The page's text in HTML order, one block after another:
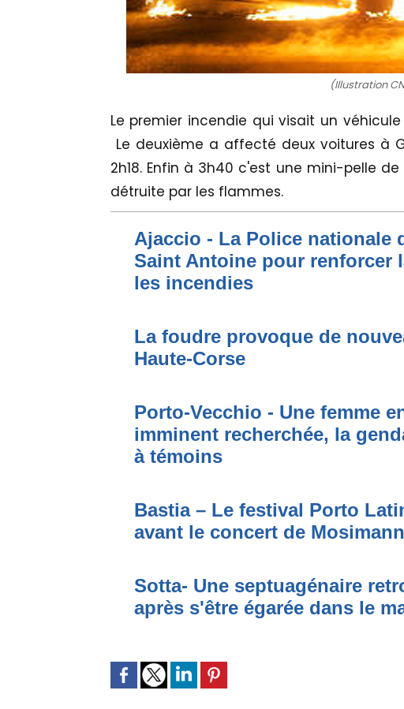
(Illustration
Le premier incendie qui visait un
Le deuxième a affecté deux voitures à
2h18. Enfin à 3h40 c'est une mini-pelle
détruite par les flammes.
Ajaccio - La Police nationale
Saint Antoine pour renforcer
les incendies
La foudre provoque de
Haute-Corse
Porto-Vecchio - Une femme
imminent recherchée, la
à témoins
Bastia – Le festival Porto
avant le concert de Mosimann
Sotta- Une septuagénaire
après s'être égarée dans le